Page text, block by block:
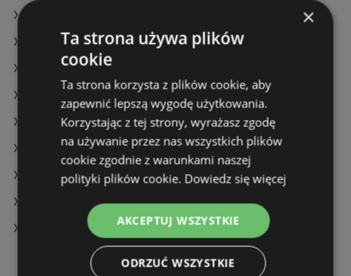
Oferty Eurocash
Oferty Biedronka
Aktualne gazetki Eurocash
Aktualne gazetki Żabka
Aktualne gazetki Biedronka
Aktualne gazetki Delikatesy Centrum
Aktualne gazetki Auchan
Sklepy Stokrotka w Police
×
Ta strona używa plików
cookie
Ta strona korzysta z plików cookie, aby
zapewnić lepszą wygodę użytkowania.
Korzystając z tej strony, wyrażasz zgodę
na używanie przez nas wszystkich plików
cookie zgodnie z warunkami naszej
polityki plików cookie. Dowiedz się więcej
AKCEPTUJ WSZYSTKIE
ODRZUĆ WSZYSTKIE